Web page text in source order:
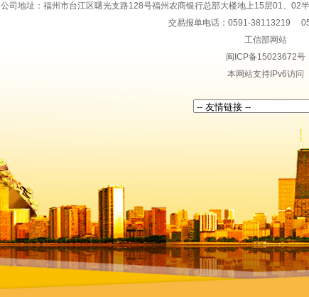
公司地址：福州市台江区曙光支路128号福州农商银行总部大楼地上15层01、
交易报单电话：0591-38113219
工信部网站
闽ICP备15023672号
本网站支持IPv6访问